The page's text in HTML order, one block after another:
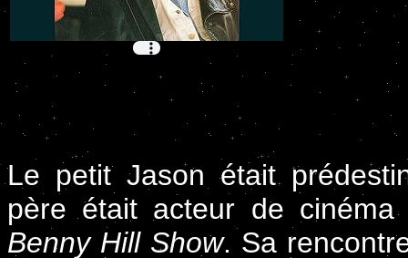
Le petit Jason était
père était acteur de
Benny Hill Show. Sa